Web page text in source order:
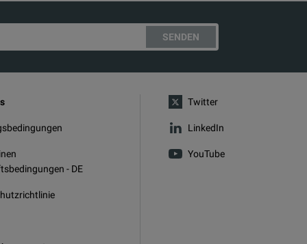
SENDEN
- DE
Twitter
LinkedIn
YouTube